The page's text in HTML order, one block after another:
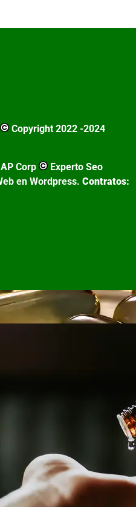
Copyright 2022 -2024
Corp
Experto Seo
en Wordpress. Contratos: